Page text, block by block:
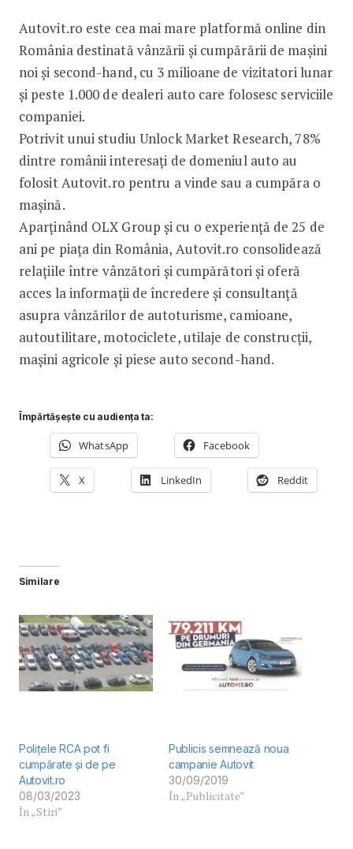
Autovit.ro este cea mai mare platformă online din
România destinată vânzării și cumpărării de mașini
noi și second-hand, cu 3 milioane de vizitatori lunar
și peste 1.000 de dealeri auto care folosesc serviciile
companiei.
Potrivit unui studiu Unlock Market Research, 78%
dintre românii interesați de domeniul auto au
folosit Autovit.ro pentru a vinde sau a cumpăra o
mașină.
Aparținând OLX Group și cu o experiență de 25 de
ani pe piața din România, Autovit.ro consolidează
relațiile între vânzători și cumpărători și oferă
acces la informații de încredere și consultanță
asupra vânzărilor de autoturisme, camioane,
autoutilitare, motociclete, utilaje de construcții,
mașini agricole și piese auto second-hand.
Împărtășește cu audiența ta:
WhatsApp Facebook
X LinkedIn Reddit
Similare
Polițele RCA pot fi
cumpărate și de pe
Autovit.ro
08/03/2023
În „Stiri”
Publicis semnează noua
campanie Autovit
30/09/2019
În „Publicitate”